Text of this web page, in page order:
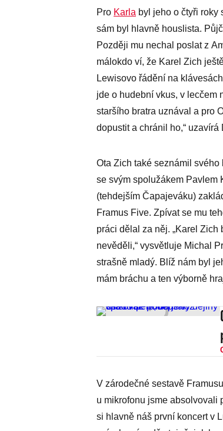
Pro Karla byl jeho o čtyři roky
sám byl hlavně houslista.
Později mu nechal poslat z
málokdo ví, že Karel Zich
Lewisovo řádění na
jde o hudební vkus, v lecčem
staršího bratra uznával a pro
dopustit a chránil ho,“ uzavírá
Ota Zich také seznámil
se svým spolužákem Pavlem
(tehdejším Čapajeváku)
Framus Five. Zpívat se mu
práci dělal za něj. „Karel
nevěděli,“ vysvětluje Michal
strašně mladý. Blíž nám byl
mám bráchu a ten výborně
V zárodečné sestavě
u mikrofonu jsme absolvovali
si hlavně náš první koncert v